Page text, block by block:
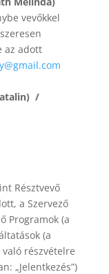
vevőkkel
az adott
/
Résztvevő
a Szervező
Programok (a
(a
való részvételre
„Jelentkezés”)